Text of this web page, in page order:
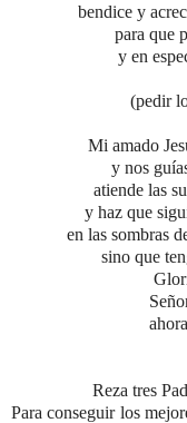
bendice y
para que
y en
(pedir
Mi amado
y nos
atiende las
y haz que
en las sombras
sino que
Reza tres
Para conseguir los